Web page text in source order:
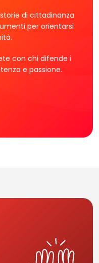
di cittadinanza
per orientarsi
con chi difende i
e passione.